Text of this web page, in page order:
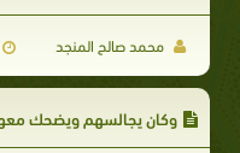
محمد صالح المنجد
وكان يجالسهم ويضحك معهم ويتبسط معهم